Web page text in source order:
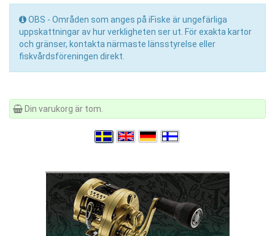
OBS - Områden som anges på iFiske är ungefärliga
uppskattningar av hur verkligheten ser ut. För exakta kartor
och gränser, kontakta närmaste länsstyrelse eller
fiskvårdsföreningen direkt.
Din varukorg är tom.